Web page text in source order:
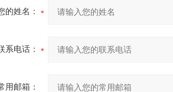
的姓名：
系电话：
用邮箱：